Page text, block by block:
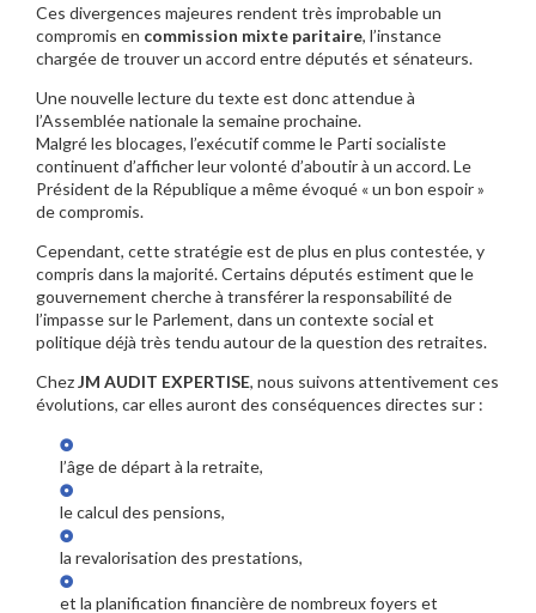
Ces divergences majeures rendent très improbable un
compromis en commission mixte paritaire, l’instance
chargée de trouver un accord entre députés et sénateurs.
Une nouvelle lecture du texte est donc attendue à
l’Assemblée nationale la semaine prochaine.
Malgré les blocages, l’exécutif comme le Parti socialiste
continuent d’afficher leur volonté d’aboutir à un accord. Le
Président de la République a même évoqué « un bon espoir »
de compromis.
Cependant, cette stratégie est de plus en plus contestée, y
compris dans la majorité. Certains députés estiment que le
gouvernement cherche à transférer la responsabilité de
l’impasse sur le Parlement, dans un contexte social et
politique déjà très tendu autour de la question des retraites.
ChezJM AUDIT EXPERTISE, nous suivons attentivement ces
évolutions, car elles auront des conséquences directes sur :
l’âge de départ à la retraite,
le calcul des pensions,
la revalorisation des prestations,
et la planification financière de nombreux foyers et